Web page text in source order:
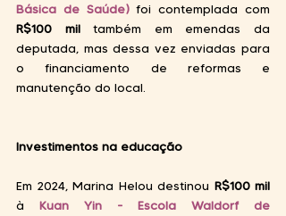
Básica de Saúde)
R$100 mil também em emendas da
deputada, mas dessa vez enviadas para
o financiamento de reformas e
manutenção do local.
Investimentos na educação
Em 2024, Marina Helou destinou
à Kuan Yin - Escola Waldorf de